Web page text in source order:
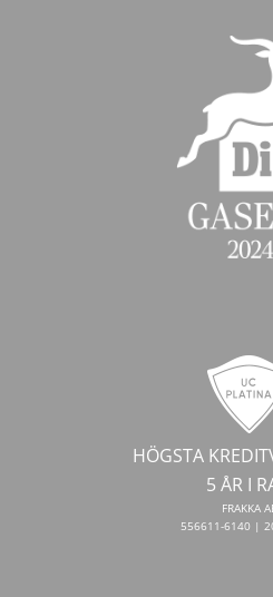
HÖGSTA
5 ÅR I
FRAKKA
556611-6140 |